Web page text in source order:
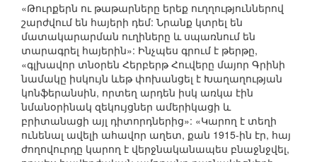
«Թուրքերն ու թաթարները երեք ուղղություններով
շարժվում են հայերի դեմ: Նրանք կտրել են
մատակարարման ուղիները և սպառնում են
տարագրել հայերին»: Ինչպես գրում է թերթը,
«գլխավոր տնօրեն Հերբերթ Հուվերը մայոր Գրինի
նամակը իսկույն ևեթ փոխանցել է Խաղաղության
կոնֆերանսին, որտեղ արդեն իսկ առկա էին
նմանօրինակ զեկույցներ ամերիկացի և
բրիտանացի այլ դիտորդներից»: «Կարող է տեղի
ունենալ ավելի ահավոր աղետ, քան 1915-ին էր, հայ
ժողովուրդը կարող է վերջնականապես բնաջնջվել,